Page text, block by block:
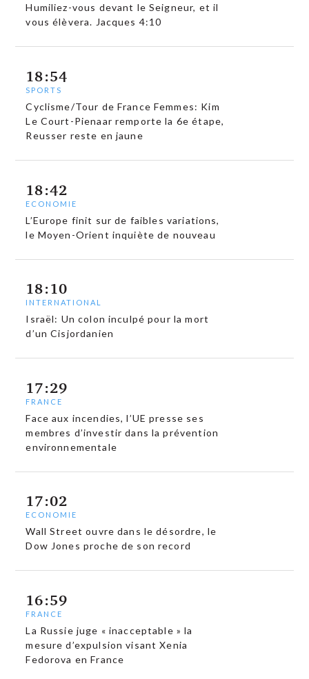
Humiliez-vous devant le Seigneur, et il
vous élèvera. Jacques 4:10
18:54
SPORTS
Cyclisme/Tour de France Femmes: Kim
Le Court-Pienaar remporte la 6e étape,
Reusser reste en jaune
18:42
ECONOMIE
L’Europe finit sur de faibles variations,
le Moyen-Orient inquiète de nouveau
18:10
INTERNATIONAL
Israël: Un colon inculpé pour la mort
d’un Cisjordanien
17:29
FRANCE
Face aux incendies, l’UE presse ses
membres d’investir dans la prévention
environnementale
17:02
ECONOMIE
Wall Street ouvre dans le désordre, le
Dow Jones proche de son record
16:59
FRANCE
La Russie juge « inacceptable » la
mesure d’expulsion visant Xenia
Fedorova en France